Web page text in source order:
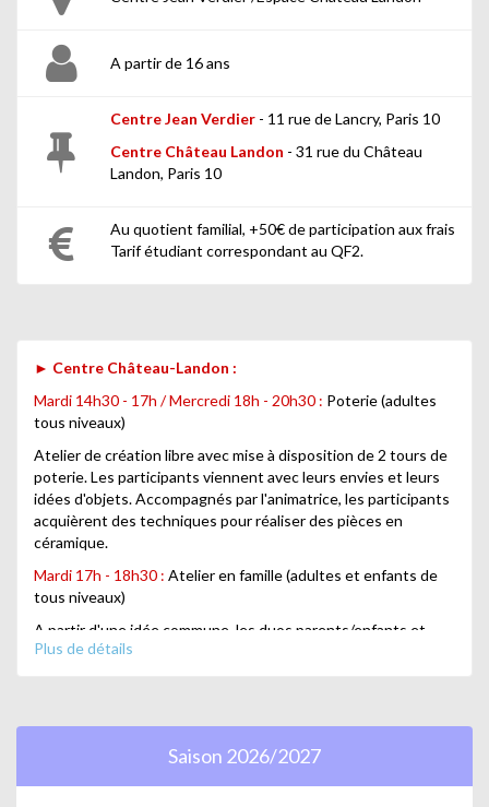
A partir de 16 ans
Centre Jean Verdier - 11 rue de Lancry, Paris 10
Centre Château Landon - 31 rue du Château
Landon, Paris 10
Au quotient familial, +50€ de participation aux frais
Tarif étudiant correspondant au QF2.
► Centre Château-Landon :
Mardi 14h30 - 17h / Mercredi 18h - 20h30 : Poterie (adultes
tous niveaux)
Atelier de création libre avec mise à disposition de 2 tours de
poterie. Les participants viennent avec leurs envies et leurs
idées d'objets. Accompagnés par l'animatrice, les participants
acquièrent des techniques pour réaliser des pièces en
céramique.
Mardi 17h - 18h30 : Atelier en famille (adultes et enfants de
tous niveaux)
A partir d'une idée commune, les duos parents/enfants et
grands-parents/enfants font l'expérience du modelage
Plus de détails
Saison 2026/2027